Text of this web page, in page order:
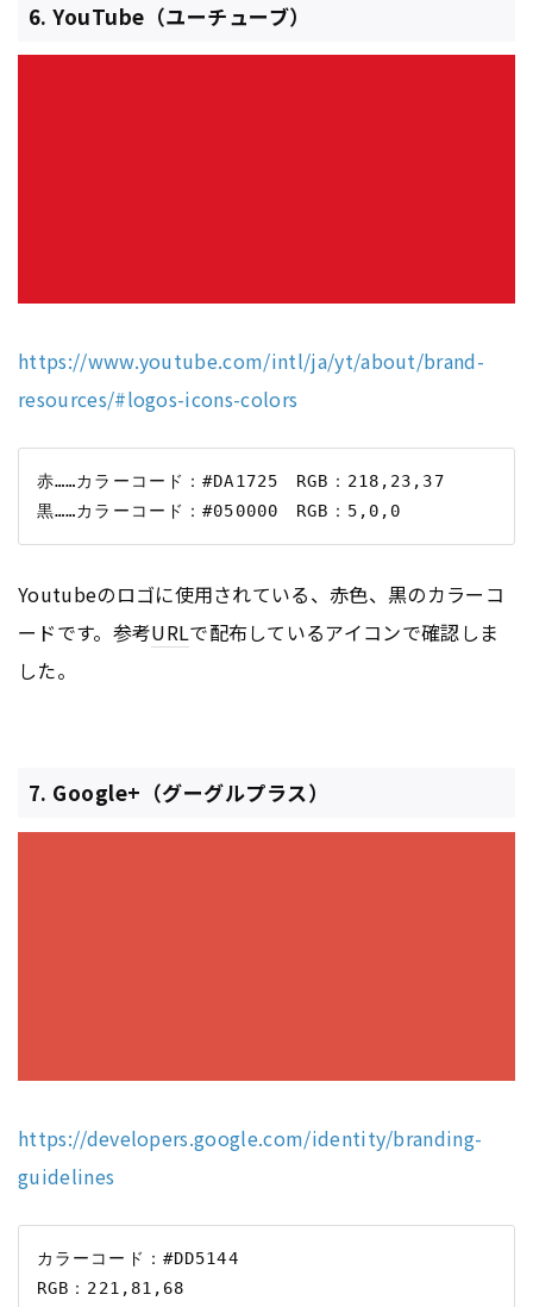
6. YouTube（ユーチューブ）
https://www.youtube.com/intl/ja/yt/about/brand-
resources/#logos-icons-colors
赤……カラーコード：#DA1725　RGB：218,23,37
Youtubeのロゴに使用されている、赤色、黒のカラーコ
ードです。参考URLで配布しているアイコンで確認しま
した。
7. Google+（グーグルプラス）
https://developers.google.com/identity/branding-
guidelines
カラーコード：#DD5144